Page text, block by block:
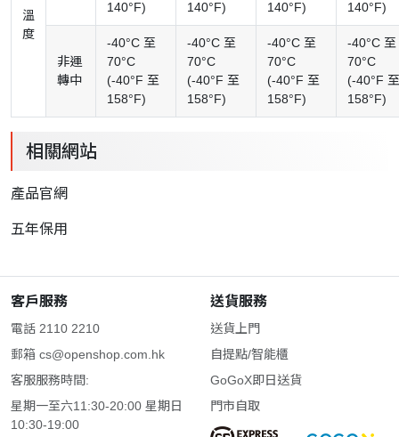
溫
度
140°F) 140°F) 140°F) 140°F)
非運
轉中
-40°C 至
70°C
(-40°F 至
158°F)
-40°C 至
70°C
(-40°F 至
158°F)
-40°C 至
70°C
(-40°F 至
158°F)
-40°C 至
70°C
(-40°F 至
158°F)
相關網站
產品官網
五年保用
客戶服務
電話 2110 2210
郵箱 cs@openshop.com.hk
客服服務時間:
星期一至六11:30-20:00 星期日
10:30-19:00
送貨服務
送貨上門
自提點/智能櫃
GoGoX即日送貨
門市自取